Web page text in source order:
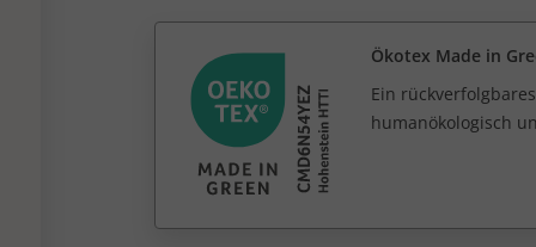
Ökotex Made in
Ein
humanökologisch